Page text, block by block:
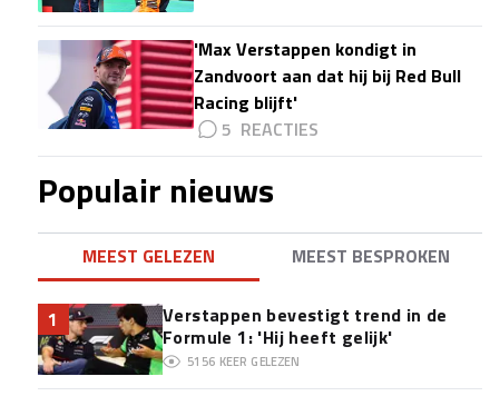
'Max Verstappen kondigt in
Zandvoort aan dat hij bij Red Bull
Racing blijft'
5
Populair nieuws
MEEST GELEZEN MEEST BESPROKEN
1
Verstappen bevestigt trend in de
Formule 1: 'Hij heeft gelijk'
5156 KEER GELEZEN